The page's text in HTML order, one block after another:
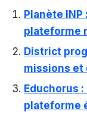
Planète
plateforme
District
missions et
Educhorus
plateforme